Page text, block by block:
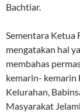
Bachtiar.
Sementara Ketua
mengatakan hal
membahas
kemarin- kemarin
Kelurahan,
Masyarakat